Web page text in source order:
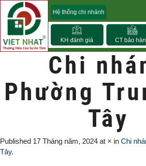
Hệ thống chi nhánh
KH đánh giá CT bảo
Chi
Phường
Tây
Published 17 Tháng năm, 2024 at × in Chi
Tây.